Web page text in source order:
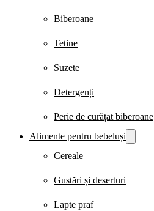
Biberoane
Tetine
Suzete
Detergenți
Perie de curățat biberoane
Alimente pentru bebeluși
Cereale
Gustări și deserturi
Lapte praf